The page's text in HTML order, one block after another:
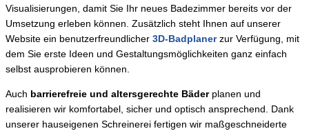
Visualisierungen, damit Sie Ihr neues Badezimmer bereits vor der
Umsetzung erleben können. Zusätzlich steht Ihnen auf unserer
Website ein benutzerfreundlicher 3D-Badplanerzur Verfügung, mit
dem Sie erste Ideen und Gestaltungsmöglichkeiten ganz einfach
selbst ausprobieren können.
Auch barrierefreie und altersgerechte Bäderplanen und
realisieren wir komfortabel, sicher und optisch ansprechend. Dank
unserer hauseigenen Schreinerei fertigen wir maßgeschneiderte